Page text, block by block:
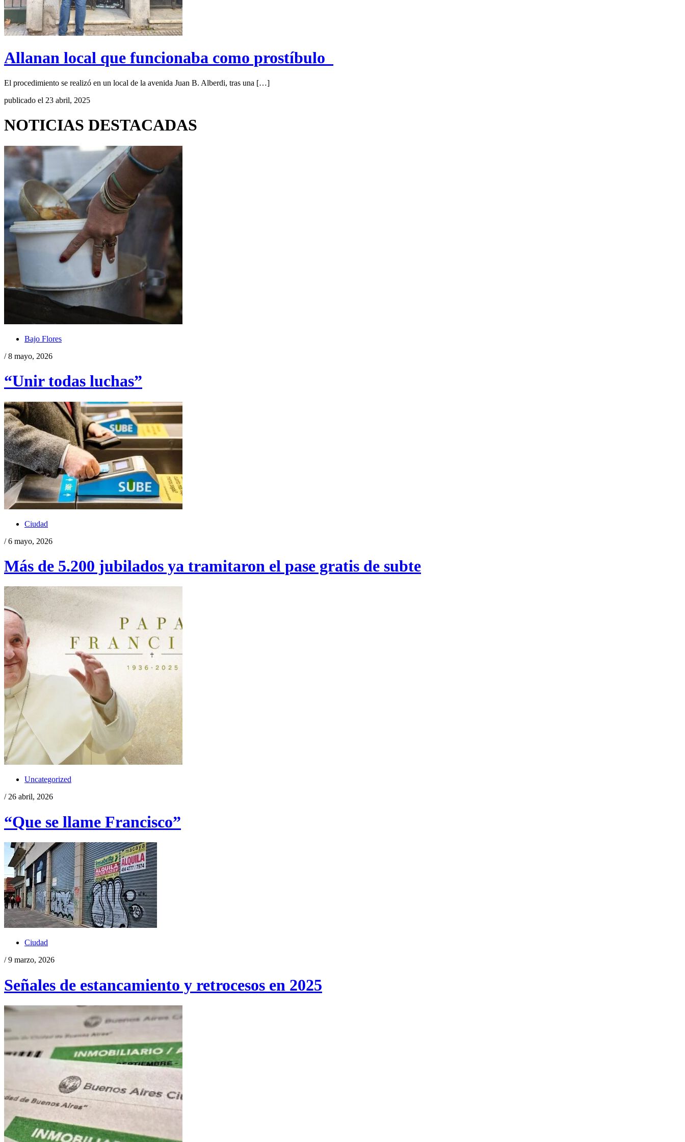
Allanan local que funcionaba como prostíbulo
El procedimiento se realizó en un local de la avenida Juan B. Alberdi, tras una […]
publicado el 23 abril, 2025
NOTICIAS DESTACADAS
Bajo Flores
/ 8 mayo, 2026
“Unir todas luchas”
Ciudad
/ 6 mayo, 2026
Más de 5.200 jubilados ya tramitaron el pase gratis de subte
Uncategorized
/ 26 abril, 2026
“Que se llame Francisco”
Ciudad
/ 9 marzo, 2026
Señales de estancamiento y retrocesos en 2025